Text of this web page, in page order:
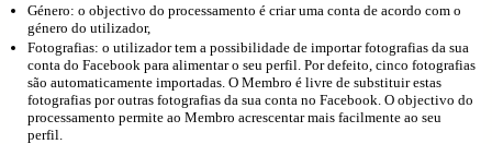
Género: o objectivo do processamento é criar uma conta de acordo com o
género do utilizador,
Fotografias: o utilizador tem a possibilidade de importar fotografias da sua
conta do Facebook para alimentar o seu perfil. Por defeito, cinco fotografias
são automaticamente importadas. O Membro é livre de substituir estas
fotografias por outras fotografias da sua conta no Facebook. O objectivo do
processamento permite ao Membro acrescentar mais facilmente ao seu
perfil.